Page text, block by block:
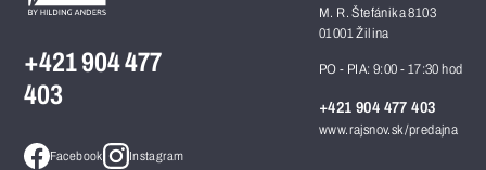
+421 904 477
403
Facebook Instagram
M. R. Štefánika 8103
01001 Žilina
PO - PIA: 9:00 - 17:30 hod
+421 904 477 403
www.rajsnov.sk/predajna